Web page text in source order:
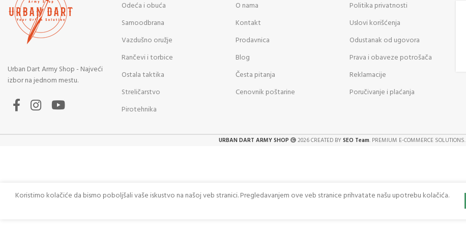
Urban Dart Army Shop - Najveći
izbor na jednom mestu.
Odeća i obuća
Samoodbrana
Vazdušno oružje
Rančevi i torbice
Ostala taktika
Streličarstvo
Pirotehnika
O nama
Kontakt
Prodavnica
Blog
Česta pitanja
Cenovnik poštarine
Politika privatnosti
Uslovi korišćenja
Odustanak od ugovora
Prava i obaveze potrošača
Reklamacije
Poručivanje i plaćanja
URBAN DART ARMY SHOP 2026 CREATED BYSEO Team. PREMIUM E-COMMERCE SOLUTIONS.
Koristimo kolačiće da bismo poboljšali vaše iskustvo na našoj veb stranici. Pregledavanjem ove veb stranice prihvatate našu upotrebu kolačića.